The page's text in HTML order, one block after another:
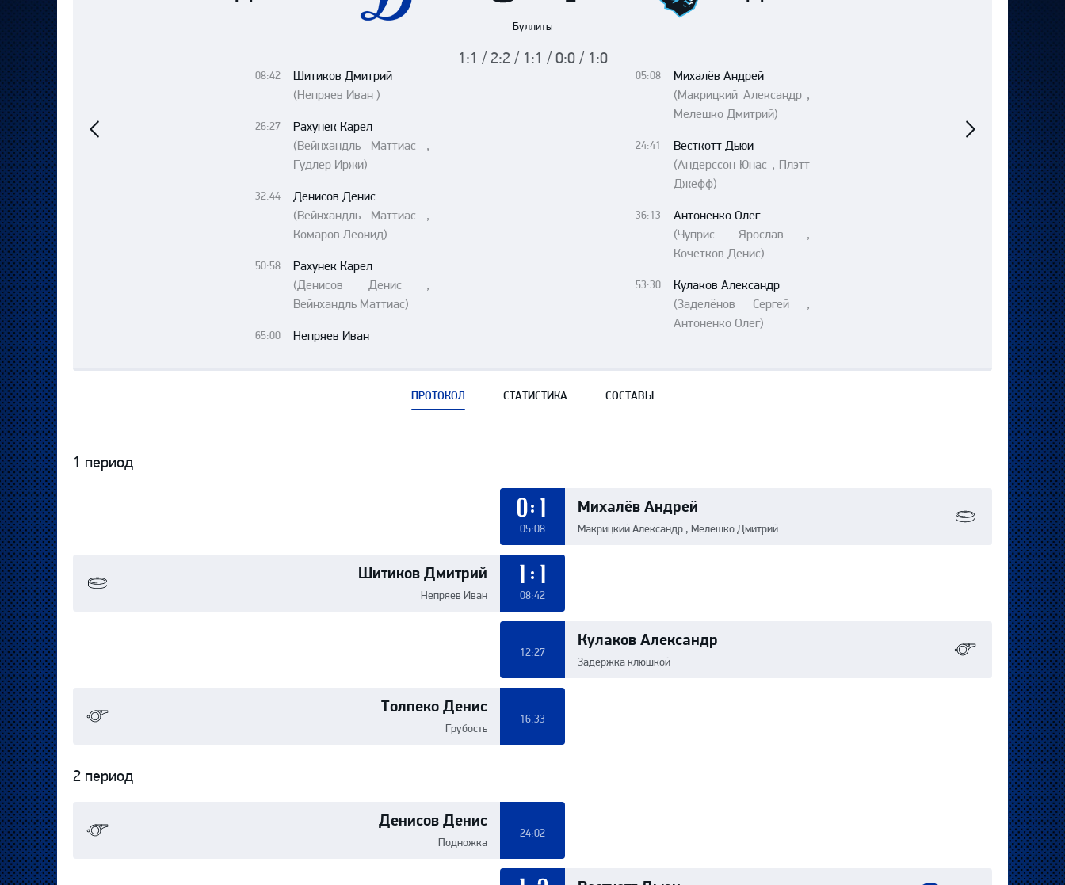
Шанхайские Драконы
Амур
Салават Юлаев
Буллиты
1:1 / 2:2 / 1:1 / 0:0 / 1:0
08:42
Шитиков Дмитрий
(Непряев Иван )
26:27
Рахунек Карел
(Вейнхандль Маттиас ,
Гудлер Иржи)
32:44
Денисов Денис
(Вейнхандль Маттиас ,
Комаров Леонид)
50:58
Рахунек Карел
(Денисов Денис ,
Вейнхандль Маттиас)
65:00 Непряев Иван
05:08
Михалёв Андрей
(Макрицкий Александр ,
Мелешко Дмитрий)
24:41
Весткотт Дьюи
(Андерссон Юнас , Плэтт
Джефф)
36:13
Антоненко Олег
(Чуприс Ярослав ,
Кочетков Денис)
53:30
Кулаков Александр
(Заделёнов Сергей ,
Антоненко Олег)
матч
матч
ПРОТОКОЛ СТАТИСТИКА СОСТАВЫ
Протокол
1 период
Михалёв Андрей
Макрицкий Александр , Мелешко Дмитрий
0:1
05:08
Шитиков Дмитрий
Непряев Иван
1:1
08:42
Кулаков Александр
Задержка клюшкой
12:27
Толпеко Денис
Грубость
16:33
2 период
Денисов Денис
Подножка
24:02